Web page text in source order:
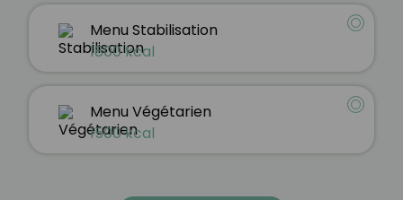
Menu Stabilisation
1800 kcal
Menu Végétarien
1500 kcal